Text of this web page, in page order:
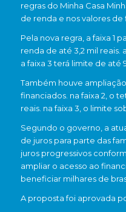
regras do Minha Casa
de renda e nos valores
Pela nova regra, a faixa 1
renda de até 3,2 mil reais.
a faixa 3 terá limite de até
Também houve
financiados. na faixa 2, o
reais. na faixa 3, o limite
Segundo o governo, a
de juros para parte das
juros progressivos
ampliar o acesso ao
beneficiar milhares de
A proposta foi aprovada